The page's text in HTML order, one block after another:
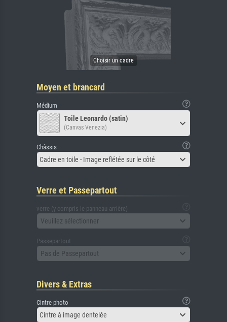
Moyen et brancard
Médium
Toile Leonardo (satin)
(Canvas Venezia)
Châssis
Cadre en toile - Image reflétée sur le côté
Verre et Passepartout
verre (y compris le panneau arrière)
Veuillez sélectionner
Passepartout
Pas de Passepartout
Divers & Extras
Cintre photo
Cintre à image dentelée